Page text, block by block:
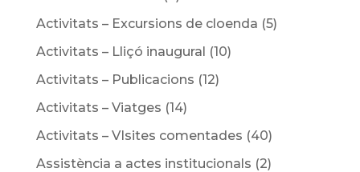
Activitats – Excursions de cloenda (5)
Activitats – Lliçó inaugural (10)
Activitats – Publicacions (12)
Activitats – Viatges (14)
Activitats – VIsites comentades (40)
Assistència a actes institucionals (2)